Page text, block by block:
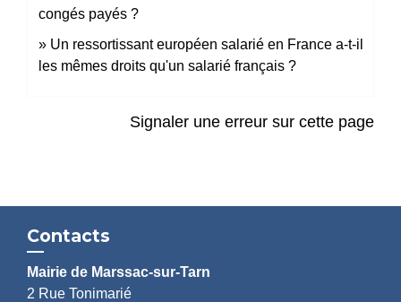
congés payés ?
Un ressortissant européen salarié en France a-t-il
les mêmes droits qu'un salarié français ?
Signaler une erreur sur cette page
Contacts
Mairie de Marssac-sur-Tarn
2 Rue Tonimarié